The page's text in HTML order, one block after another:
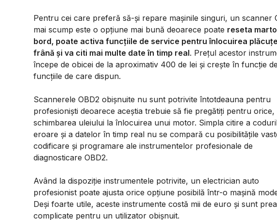
Pentru cei care preferă să-și repare mașinile singuri, un scanner
mai scump este o opțiune mai bună deoarece poate reseta
bord, poate activa funcțiile de service pentru înlocuirea
frână și va citi mai multe date în timp real. Prețul acestor
începe de obicei de la aproximativ 400 de lei și crește în funcție de
funcțiile de care dispun.
Scannerele OBD2 obișnuite nu sunt potrivite întotdeauna pentru
profesioniști deoarece aceștia trebuie să fie pregătiți pentru orice,
schimbarea uleiului la înlocuirea unui motor. Simpla citire a
eroare și a datelor în timp real nu se compară cu posibilitățile
codificare și programare ale instrumentelor profesionale de
diagnosticare OBD2.
Având la dispoziție instrumentele potrivite, un electrician auto
profesionist poate ajusta orice opțiune posibilă într-o mașină
Deși foarte utile, aceste instrumente costă mii de euro și sunt prea
complicate pentru un utilizator obișnuit.